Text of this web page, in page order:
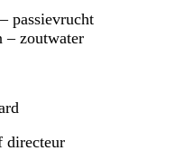
passievrucht
– zoutwater
directeur